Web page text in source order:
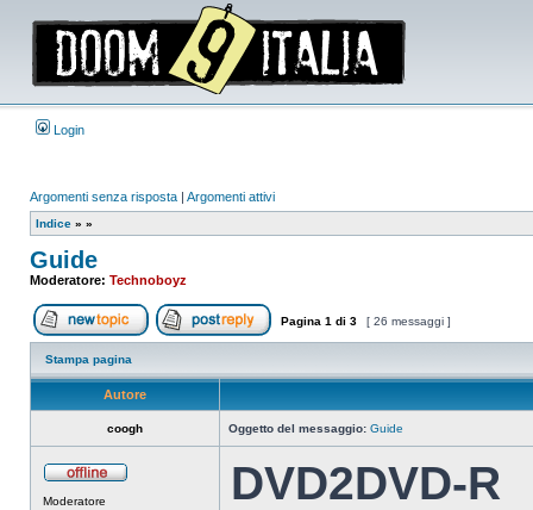
Login
Argomenti senza risposta | Argomenti attivi
Indice » »
Guide
Moderatore: Technoboyz
Apri un nuovo argomentoRispondi all’argomento
Pagina 1 di 3 [ 26 messaggi ]
Stampa pagina
Autore
coogh Oggetto del messaggio: Guide
Moderatore DVD2DVD-R